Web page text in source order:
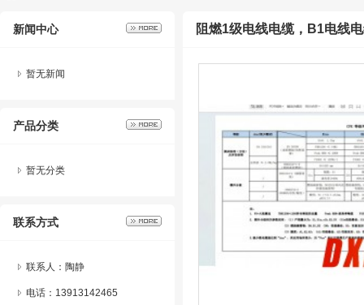
新闻中心
暂无新闻
产品分类
暂无分类
联系方式
联系人：陶静
电话：13913142465
阻燃1级电线电缆，B1电线